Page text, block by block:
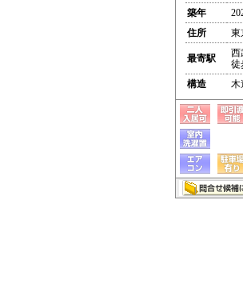
築年
住所
東
最寄駅
西
徒
構造
木